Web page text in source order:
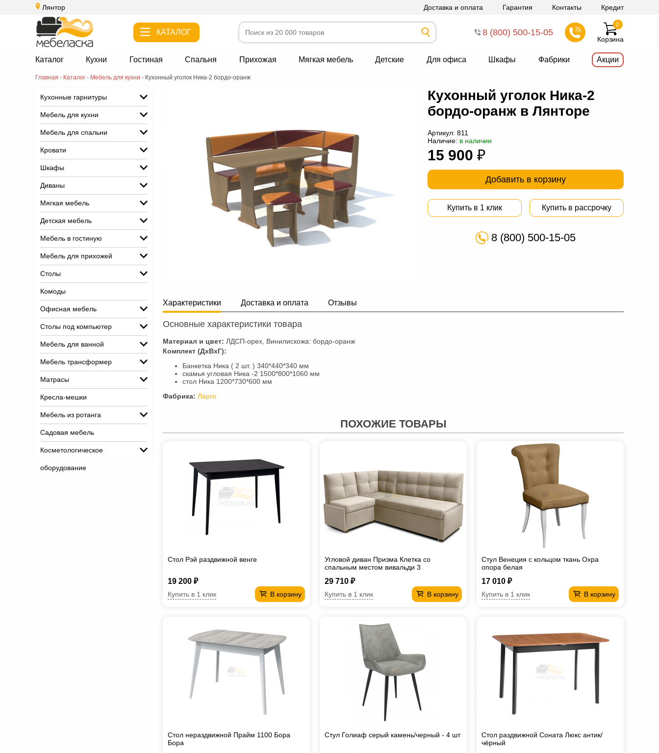
Лянтор Доставка и оплата Гарантия Контакты Кредит
КАТАЛОГ 8 (800) 500-15-05
Корзина
0
Каталог Кухни Гостиная Спальня Прихожая Мягкая мебель Детские Для офиса Шкафы Фабрики Акции
Главная - Каталог - Мебель для кухни - Кухонный уголок Ника-2 бордо-оранж
Кухонные гарнитуры
Мебель для кухни
Мебель для спальни
Кровати
Шкафы
Диваны
Мягкая мебель
Детская мебель
Мебель в гостиную
Мебель для прихожей
Столы
Комоды
Офисная мебель
Столы под компьютер
Мебель для ванной
Мебель трансформер
Матрасы
Кресла-мешки
Мебель из ротанга
Садовая мебель
Косметологическое
оборудование
Кухонный уголок Ника-2
бордо-оранж в Лянторе
Артикул: 811
Наличие: в наличии
15 900 ₽
Добавить в корзину
Купить в 1 клик Купить в рассрочку
8 (800) 500-15-05
Характеристики Доставка и оплата Отзывы
Основные характеристики товара
Материал и цвет: ЛДСП-орех, Винилискожа: бордо-оранж
Комплект (ДхВхГ):
Банкетка Ника ( 2 шт. ) 340*440*340 мм
скамья угловая Ника -2 1500*800*1060 мм
стол Ника 1200*730*600 мм
Фабрика: Ларго
ПОХОЖИЕ ТОВАРЫ
Стол Рэй раздвижной венге
19 200 ₽
В корзину
Купить в 1 клик
Угловой диван Призма Клетка со
спальным местом вивальди 3
29 710 ₽
В корзину
Купить в 1 клик
Стул Венеция с кольцом ткань Охра
опора белая
17 010 ₽
В корзину
Купить в 1 клик
Стол нераздвижной Прайм 1100 Бора
Бора
Стул Голиаф серый камень/черный - 4 шт
Стол раздвижной Соната Люкс антик/
чёрный